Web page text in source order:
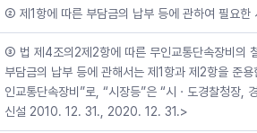
② 제1항에 따른 부담금의 납부 등에 관하여 필요한
③ 법 제4조의2제2항에 따른 무인교통단속장비의
부담금의 납부 등에 관해서는 제1항과 제2항을 준
인교통단속장비”로, “시장등”은 “시ㆍ도경찰청장,
신설 2010. 12. 31., 2020. 12. 31.>